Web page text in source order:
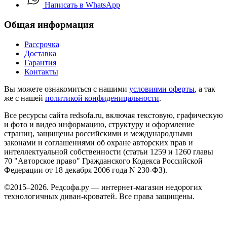
Написать в WhatsApp
Общая информация
Рассрочка
Доставка
Гарантия
Контакты
Вы можете ознакомиться с нашими условиями оферты, а так
же с нашей политикой конфиденицальности.
Все ресурсы сайта redsofa.ru, включая текстовую, графическую
и фото и видео информацию, структуру и оформление
страниц, защищены российскими и международными
законами и соглашениями об охране авторских прав и
интеллектуальной собственности (статьи 1259 и 1260 главы
70 "Авторское право" Гражданского Кодекса Российской
Федерации от 18 декабря 2006 года N 230-ФЗ).
©2015–2026. Редсофа.ру — интернет-магазин недорогих
технологичных диван-кроватей. Все права защищены.